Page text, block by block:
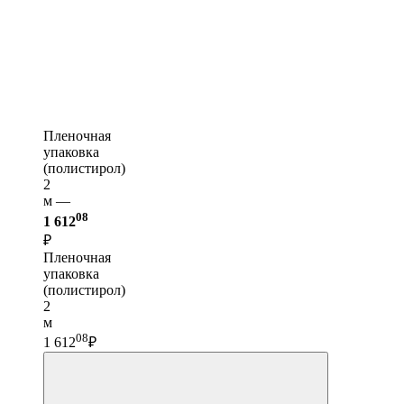
Пленочная
упаковка
(полистирол)
2
м —
1 61208
₽
Пленочная
упаковка
(полистирол)
2
м
1 61208₽